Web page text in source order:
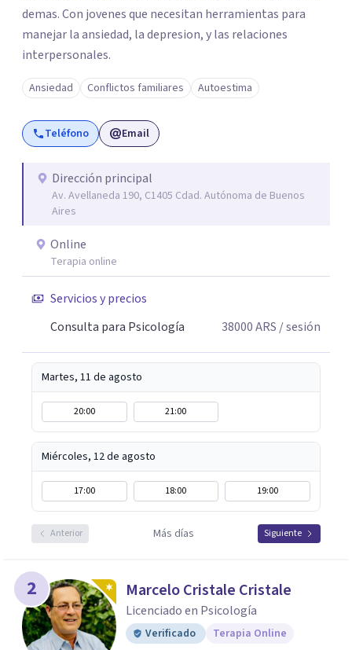
demas. Con jovenes que necesitan herramientas para
manejar la ansiedad, la depresion, y las relaciones
interpersonales.
Ansiedad Conflictos familiares Autoestima
Teléfono Email
Dirección principal
Av. Avellaneda 190, C1405 Cdad. Autónoma de Buenos
Aires
Online
Terapia online
Servicios y precios
Consulta para Psicología
38000ARS / sesión
Martes, 11 de agosto
20:00 21:00
Miércoles, 12 de agosto
17:00 18:00 19:00
Anterior Más días Siguiente
2 Marcelo Cristale Cristale
Licenciado en Psicología
Verificado Terapia Online